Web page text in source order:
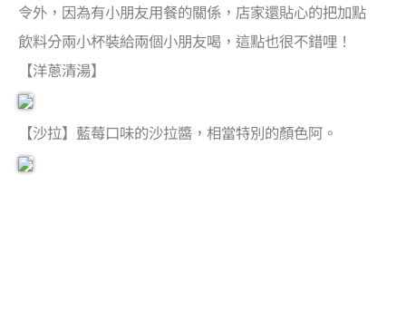
令外，因為有小朋友用餐的關係，店家還貼心的把加點
飲料分兩小杯裝給兩個小朋友喝，這點也很不錯哩！
【洋蔥清湯】
【沙拉】藍莓口味的沙拉醬，相當特別的顏色阿。